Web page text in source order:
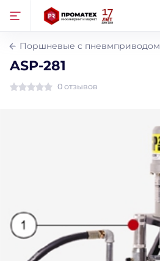
Поршневые с пневмприводом
ASP-281
0 отзывов